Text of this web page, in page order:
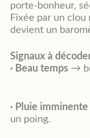
porte-bonheur,
Fixée par un
devient un
Signaux à
· Beau temps →
· Pluie imminente
un poing.